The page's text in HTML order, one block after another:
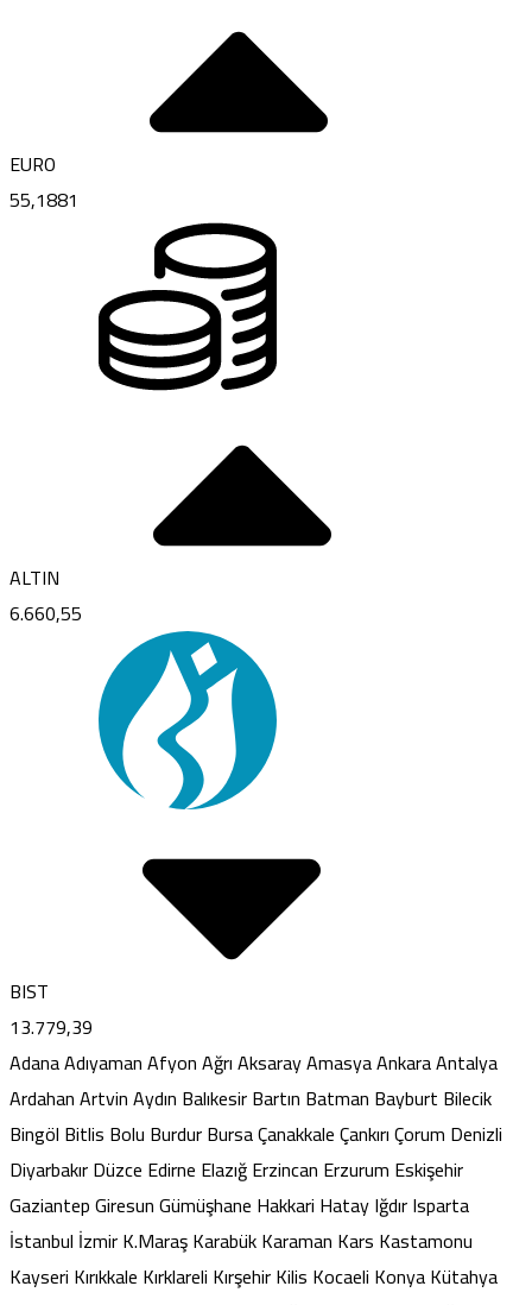
EURO
55,1881
ALTIN
6.660,55
BIST
13.779,39
AdanaAdıyamanAfyonAğrıAksarayAmasyaAnkaraAntalya
ArdahanArtvinAydın BalıkesirBartın Batman Bayburt Bilecik
Bingöl Bitlis Bolu BurdurBursaÇanakkaleÇankırıÇorum Denizli
DiyarbakırDüzce Edirne ElazığErzincan Erzurum Eskişehir
GaziantepGiresunGümüşhane Hakkari HatayIğdırIsparta
İstanbul İzmirK.MaraşKarabükKaraman Kars Kastamonu
Kayseri Kırıkkale Kırklareli KırşehirKilis Kocaeli KonyaKütahya